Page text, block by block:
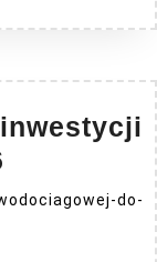
finansowe
do-